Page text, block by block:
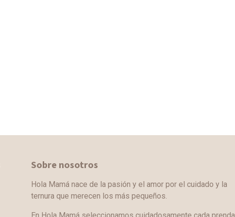
Sobre nosotros
Hola Mamá nace de la pasión y el amor por el cuidado y la
ternura que merecen los más pequeños.